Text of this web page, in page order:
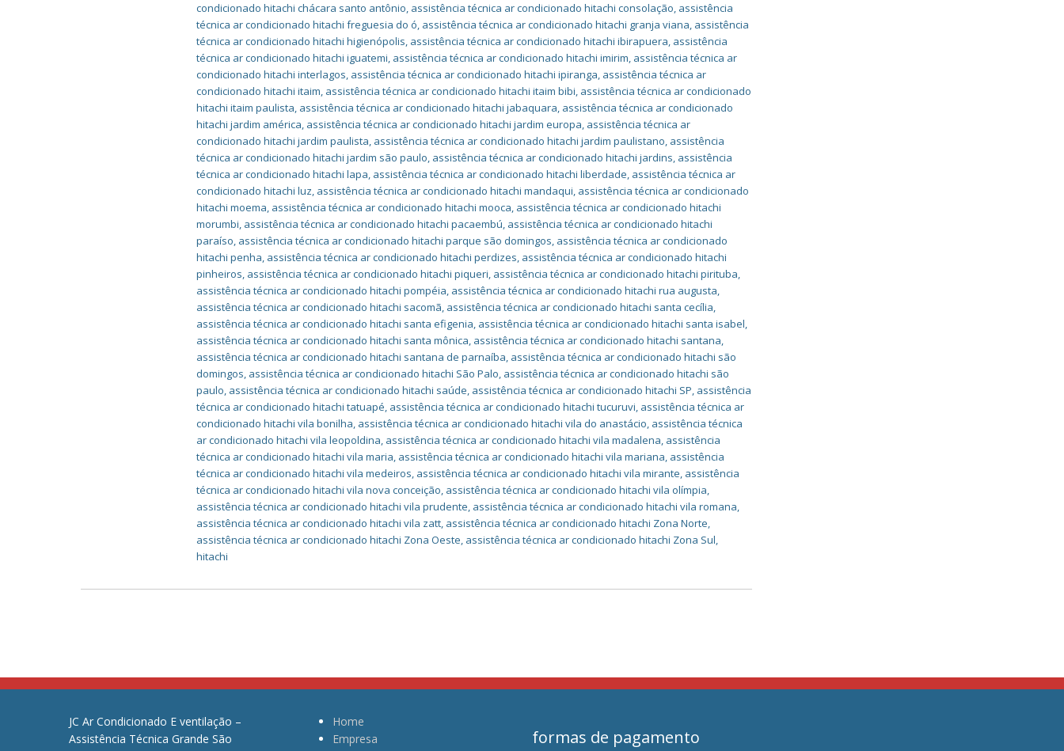
condicionado hitachi chácara santo antônio, assistência técnica ar condicionado hitachi consolação, assistência
técnica ar condicionado hitachi freguesia do ó, assistência técnica ar condicionado hitachi granja viana, assistência
técnica ar condicionado hitachi higienópolis, assistência técnica ar condicionado hitachi ibirapuera, assistência
técnica ar condicionado hitachi iguatemi, assistência técnica ar condicionado hitachi imirim, assistência técnica ar
condicionado hitachi interlagos, assistência técnica ar condicionado hitachi ipiranga, assistência técnica ar
condicionado hitachi itaim, assistência técnica ar condicionado hitachi itaim bibi, assistência técnica ar condicionado
hitachi itaim paulista, assistência técnica ar condicionado hitachi jabaquara, assistência técnica ar condicionado
hitachi jardim américa, assistência técnica ar condicionado hitachi jardim europa, assistência técnica ar
condicionado hitachi jardim paulista, assistência técnica ar condicionado hitachi jardim paulistano, assistência
técnica ar condicionado hitachi jardim são paulo, assistência técnica ar condicionado hitachi jardins, assistência
técnica ar condicionado hitachi lapa, assistência técnica ar condicionado hitachi liberdade, assistência técnica ar
condicionado hitachi luz, assistência técnica ar condicionado hitachi mandaqui, assistência técnica ar condicionado
hitachi moema, assistência técnica ar condicionado hitachi mooca, assistência técnica ar condicionado hitachi
morumbi, assistência técnica ar condicionado hitachi pacaembú, assistência técnica ar condicionado hitachi
paraíso, assistência técnica ar condicionado hitachi parque são domingos, assistência técnica ar condicionado
hitachi penha, assistência técnica ar condicionado hitachi perdizes, assistência técnica ar condicionado hitachi
pinheiros, assistência técnica ar condicionado hitachi piqueri, assistência técnica ar condicionado hitachi pirituba,
assistência técnica ar condicionado hitachi pompéia, assistência técnica ar condicionado hitachi rua augusta,
assistência técnica ar condicionado hitachi sacomã, assistência técnica ar condicionado hitachi santa cecília,
assistência técnica ar condicionado hitachi santa efigenia, assistência técnica ar condicionado hitachi santa isabel,
assistência técnica ar condicionado hitachi santa mônica, assistência técnica ar condicionado hitachi santana,
assistência técnica ar condicionado hitachi santana de parnaíba, assistência técnica ar condicionado hitachi são
domingos, assistência técnica ar condicionado hitachi São Palo, assistência técnica ar condicionado hitachi são
paulo, assistência técnica ar condicionado hitachi saúde, assistência técnica ar condicionado hitachi SP, assistência
técnica ar condicionado hitachi tatuapé, assistência técnica ar condicionado hitachi tucuruvi, assistência técnica ar
condicionado hitachi vila bonilha, assistência técnica ar condicionado hitachi vila do anastácio, assistência técnica
ar condicionado hitachi vila leopoldina, assistência técnica ar condicionado hitachi vila madalena, assistência
técnica ar condicionado hitachi vila maria, assistência técnica ar condicionado hitachi vila mariana, assistência
técnica ar condicionado hitachi vila medeiros, assistência técnica ar condicionado hitachi vila mirante, assistência
técnica ar condicionado hitachi vila nova conceição, assistência técnica ar condicionado hitachi vila olímpia,
assistência técnica ar condicionado hitachi vila prudente, assistência técnica ar condicionado hitachi vila romana,
assistência técnica ar condicionado hitachi vila zatt, assistência técnica ar condicionado hitachi Zona Norte,
assistência técnica ar condicionado hitachi Zona Oeste, assistência técnica ar condicionado hitachi Zona Sul,
hitachi
JC Ar Condicionado E ventilação –
Assistência Técnica Grande São
Home
Empresa
formas de pagamento